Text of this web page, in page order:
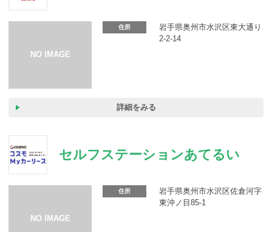
住所
岩手県奥州市水沢区東大通り
2-2-14
詳細をみる
セルフステーションあてるい
住所
岩手県奥州市水沢区佐倉河字
東沖ノ目85-1